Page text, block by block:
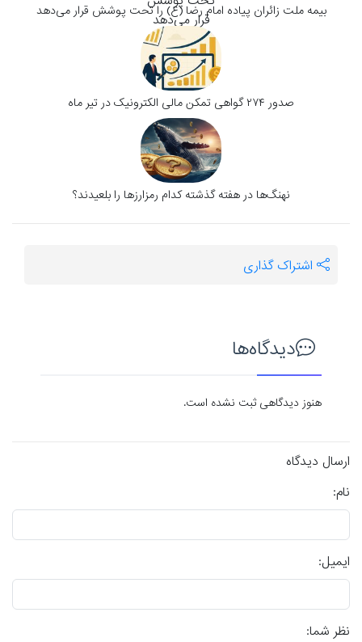
بیمه ملت زائران پیاده امام رضا (ع) را تحت پوشش قرار می‌دهد
صدور ۲۷۴ گواهی تمکن مالی الکترونیک در تیر ماه
نهنگ‌ها در هفته گذشته کدام رمزارزها را بلعیدند؟
اشتراک گذاری
دیدگاه‌ها
هنوز دیدگاهی ثبت نشده است.
ارسال دیدگاه
نام:
ایمیل:
نظر شما: